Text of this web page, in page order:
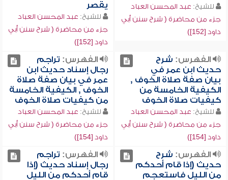
للشيخ: عبد المحسن العباد
جزء من محاضرة ( شرح سنن أبي
داود [152])
يقصر
للشيخ: عبد المحسن العباد
جزء من محاضرة ( شرح سنن أبي
داود [152])
الفهرس: شرح
حديث ابن عمر في
بيان صفة صلاة الخوف ,
الكيفية الخامسة من
كيفيات صلاة الخوف
للشيخ: عبد المحسن العباد
جزء من محاضرة ( شرح سنن أبي
داود [154])
الفهرس: تراجم
رجال إسناد حديث ابن
عمر في بيان صفة صلاة
الخوف , الكيفية الخامسة
من كيفيات صلاة الخوف
للشيخ: عبد المحسن العباد
جزء من محاضرة ( شرح سنن أبي
داود [154])
الفهرس: شرح
حديث (إذا قام أحدكم
من الليل فاستعجم
الفهرس: تراجم
رجال إسناد حديث (إذا
قام أحدكم من الليل